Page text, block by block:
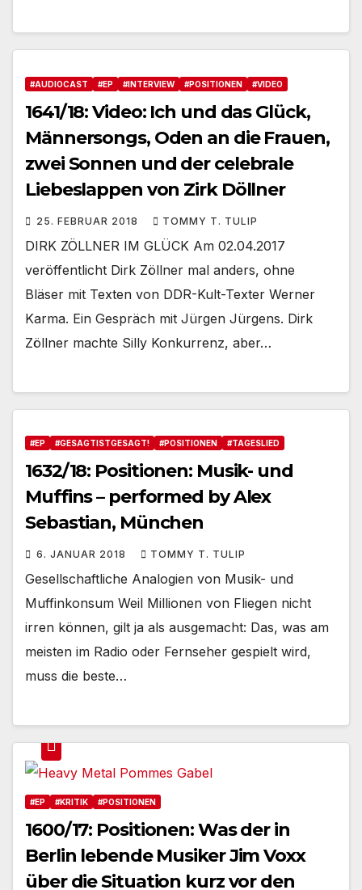
#AUDIOCAST #EP #INTERVIEW #POSITIONEN #VIDEO
1641/18: Video: Ich und das Glück,
Männersongs, Oden an die Frauen,
zwei Sonnen und der celebrale
Liebeslappen von Zirk Döllner
25. FEBRUAR 2018 TOMMY T. TULIP
DIRK ZÖLLNER IM GLÜCK Am 02.04.2017
veröffentlicht Dirk Zöllner mal anders, ohne
Bläser mit Texten von DDR-Kult-Texter Werner
Karma. Ein Gespräch mit Jürgen Jürgens. Dirk
Zöllner machte Silly Konkurrenz, aber…
#EP #GESAGTISTGESAGT! #POSITIONEN #TAGESLIED
1632/18: Positionen: Musik- und
Muffins – performed by Alex
Sebastian, München
6. JANUAR 2018 TOMMY T. TULIP
Gesellschaftliche Analogien von Musik- und
Muffinkonsum Weil Millionen von Fliegen nicht
irren können, gilt ja als ausgemacht: Das, was am
meisten im Radio oder Fernseher gespielt wird,
muss die beste…
#EP #KRITIK #POSITIONEN
1600/17: Positionen: Was der in
Berlin lebende Musiker Jim Voxx
über die Situation kurz vor den